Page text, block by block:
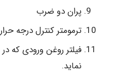
پران دو ضرب
ترمومتر کنترل درجه
فیلتر روغن ورودی که
نماید.